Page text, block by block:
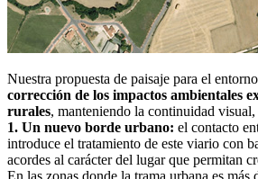
Nuestra propuesta de paisaje para el
corrección de los impactos ambientales
rurales, manteniendo la continuidad
1. Un nuevo borde urbano: el contacto
introduce el tratamiento de este viario con
acordes al carácter del lugar que permitan
En las zonas donde la trama urbana es